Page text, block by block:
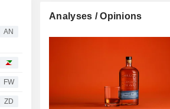
AN
FW
ZD
Analyses / Opinions